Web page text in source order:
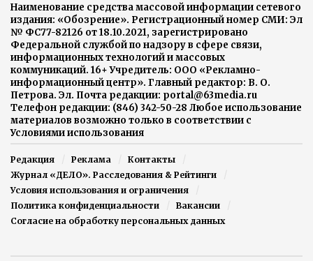
Наименование средства массовой информации сетевого
издания: «Обозрение». Регистрационный номер СМИ: Эл
№ ФС77-82126 от 18.10.2021, зарегистрировано
Федеральной службой по надзору в сфере связи,
информационных технологий и массовых
коммуникаций. 16+ Учредитель: ООО «Рекламно-
информационный центр». Главный редактор: В. О.
Петрова. Эл. Почта редакции: portal@63media.ru
Телефон редакции: (846) 342-50-28 Любое использование
материалов возможно только в соответствии с
Условиями использования
Редакция Реклама
Контакты
Журнал «ДЕЛО». Расследования & Рейтинги
Условия использования и ограничения
Политика конфиденциальности
Вакансии
Согласие на обработку персональных данных